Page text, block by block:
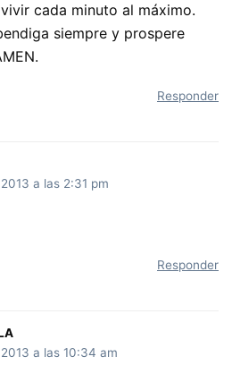
cada minuto al máximo.
siempre y prospere
Responder
a las 2:31 pm
Responder
a las 10:34 am